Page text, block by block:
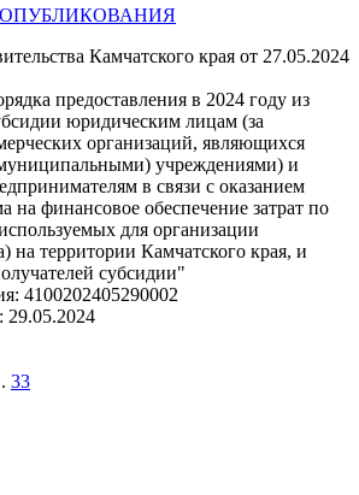
Камчатского края от 27.05.2024
предоставления в 2024 году из
юридическим лицам (за
организаций, являющихся
учреждениями) и
в связи с оказанием
на финансовое обеспечение затрат по
для организации
на территории Камчатского края, и
субсидии"
4100202405290002
29.05.2024
33